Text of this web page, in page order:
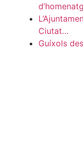
Ciutat…
Guíxols